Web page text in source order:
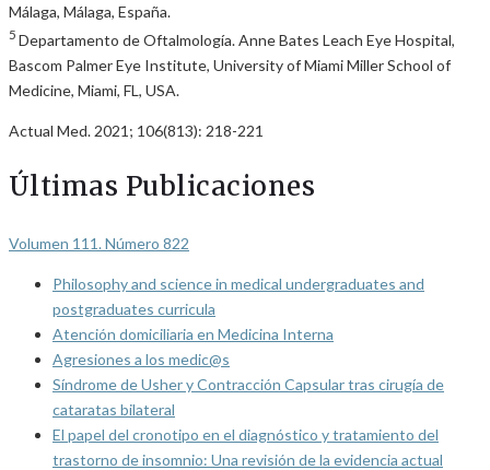
Málaga, Málaga, España.
5 Departamento de Oftalmología. Anne Bates Leach Eye Hospital,
Bascom Palmer Eye Institute, University of Miami Miller School of
Medicine, Miami, FL, USA.
Actual Med. 2021; 106(813): 218-221
Últimas Publicaciones
Volumen 111. Número 822
Philosophy and science in medical undergraduates and
postgraduates curricula
Atención domiciliaria en Medicina Interna
Agresiones a los medic@s
Síndrome de Usher y Contracción Capsular tras cirugía de
cataratas bilateral
El papel del cronotipo en el diagnóstico y tratamiento del
trastorno de insomnio: Una revisión de la evidencia actual